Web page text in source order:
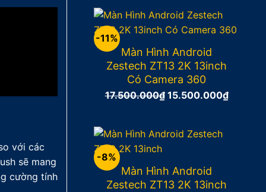
với các
sẽ mang
cường tính
-11%
Màn Hình Android
Zestech ZT13 2K 13inch
Có Camera 360
17.500.000₫ Giá
17.500.000₫.
15.500.000₫Giá
-8%
Màn Hình Android
Zestech ZT13 2K 13inch